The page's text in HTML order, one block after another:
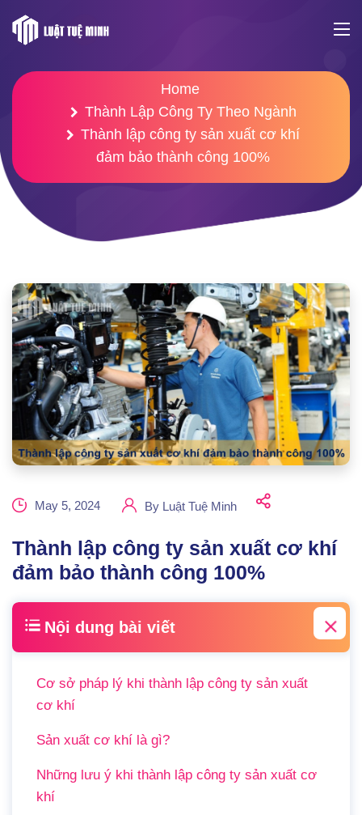
Home
Thành Lập Công Ty Theo Ngành
Thành lập công ty sản xuất cơ khí
đảm bảo thành công 100%
May 5, 2024 By Luật Tuệ Minh
Thành lập công ty sản xuất cơ khí
đảm bảo thành công 100%
Nội dung bài viết
Cơ sở pháp lý khi thành lập công ty sản xuất
cơ khí
Sản xuất cơ khí là gì?
Những lưu ý khi thành lập công ty sản xuất cơ
khí